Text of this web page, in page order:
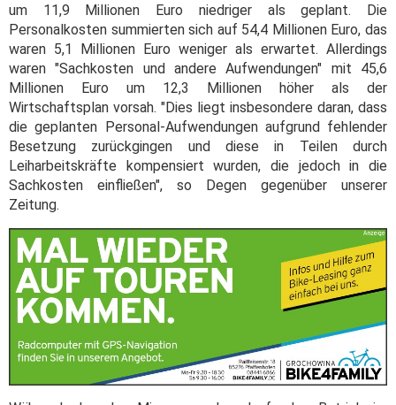
um 11,9 Millionen Euro niedriger als geplant. Die
Personalkosten summierten sich auf 54,4 Millionen Euro, das
waren 5,1 Millionen Euro weniger als erwartet. Allerdings
waren "Sachkosten und andere Aufwendungen" mit 45,6
Millionen Euro um 12,3 Millionen höher als der
Wirtschaftsplan vorsah. "Dies liegt insbesondere daran, dass
die geplanten Personal-Aufwendungen aufgrund fehlender
Besetzung zurückgingen und diese in Teilen durch
Leiharbeitskräfte kompensiert wurden, die jedoch in die
Sachkosten einfließen", so Degen gegenüber unserer
Zeitung.